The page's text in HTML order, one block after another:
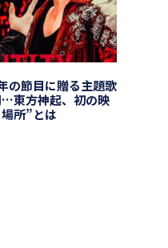
の節目に贈る主題歌
…東方神起、初の映
所”とは